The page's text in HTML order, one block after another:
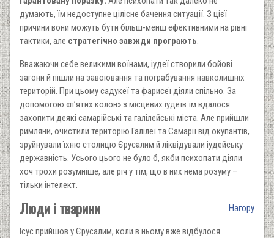
думають, їм недоступне цілісне бачення ситуації. З цієї
причини вони можуть бути більш-менш ефективними на рівні
тактики, але стратегічно завжди програють.
Вважаючи себе великими воїнами, іудеї створили бойові
загони й пішли на завоювання та пограбування навколишніх
територій. При цьому садукеї та фарисеї діяли спільно. За
допомогою «п’ятих колон» з місцевих іудеїв їм вдалося
захопити деякі самарійські та галілейські міста. Але прийшли
римляни, очистили територію Галілеї та Самарії від окупантів,
зруйнували їхню столицю Єрусалим й ліквідували іудейську
державність. Усього цього не було б, якби психопати діяли
хоч трохи розумніше, але річ у тім, що в них нема розуму –
тільки інтелект.
Нагору
Люди і тварини
Ісус прийшов у Єрусалим, коли в ньому вже відбулося